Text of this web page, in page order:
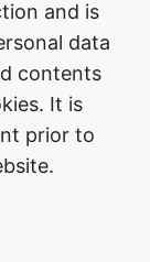
and is
data
contents
It is
prior to